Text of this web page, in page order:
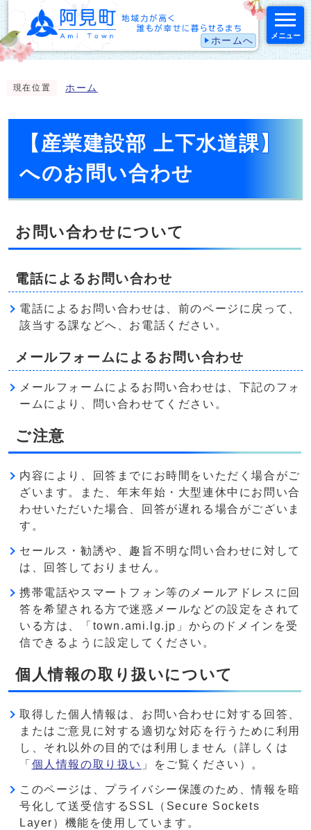
ホームへ メニュー
現在位置 ホーム
【産業建設部 上下水道課】
へのお問い合わせ
お問い合わせについて
電話によるお問い合わせ
電話によるお問い合わせは、前のページに戻って、
該当する課などへ、お電話ください。
メールフォームによるお問い合わせ
メールフォームによるお問い合わせは、下記のフォ
ームにより、問い合わせてください。
ご注意
内容により、回答までにお時間をいただく場合がご
ざいます。また、年末年始・大型連休中にお問い合
わせいただいた場合、回答が遅れる場合がございま
す。
セールス・勧誘や、趣旨不明な問い合わせに対して
は、回答しておりません。
携帯電話やスマートフォン等のメールアドレスに回
答を希望される方で迷惑メールなどの設定をされて
いる方は、「town.ami.lg.jp」からのドメインを受
信できるように設定してください。
個人情報の取り扱いについて
取得した個人情報は、お問い合わせに対する回答、
またはご意見に対する適切な対応を行うために利用
し、それ以外の目的では利用しません（詳しくは
「 個人情報の取り扱い 」をご覧ください）。
このページは、プライバシー保護のため、情報を暗
号化して送受信するSSL（Secure Sockets
Layer）機能を使用しています。